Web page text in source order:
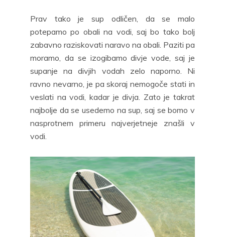
Prav tako je sup odličen, da se malo
potepamo po obali na vodi, saj bo tako bolj
zabavno raziskovati naravo na obali. Paziti pa
moramo, da se izogibamo divje vode, saj je
supanje na divjih vodah zelo naporno. Ni
ravno nevarno, je pa skoraj nemogoče stati in
veslati na vodi, kadar je divja. Zato je takrat
najbolje da se usedemo na sup, saj se bomo v
nasprotnem primeru najverjetneje znašli v
vodi.